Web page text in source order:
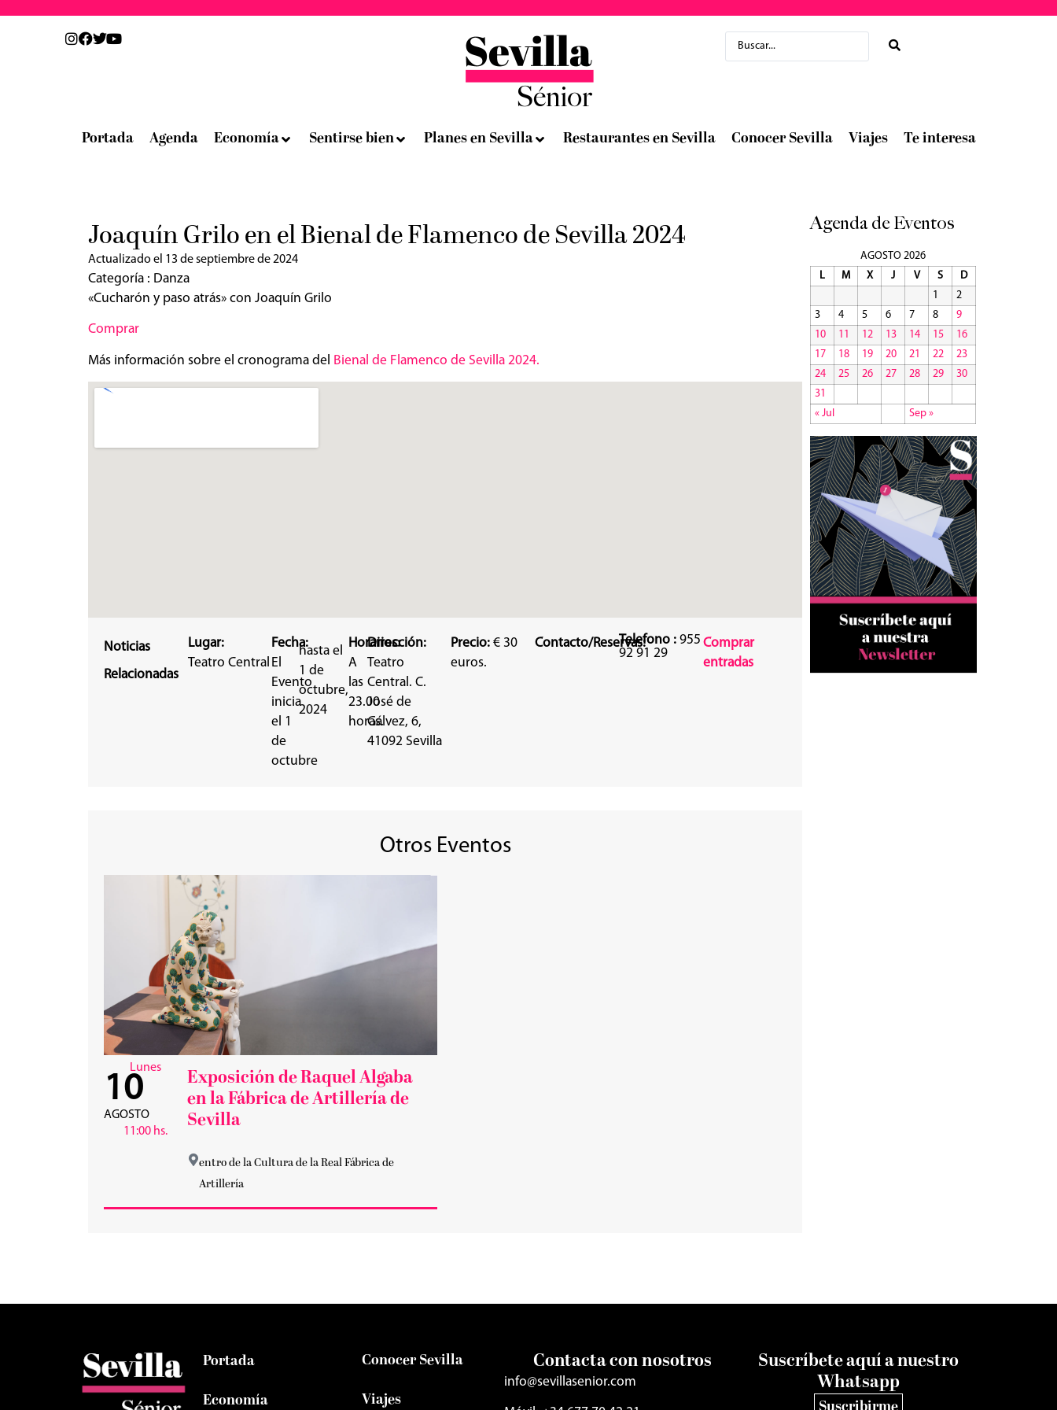
Portada Agenda Economía Sentirse bien Planes en Sevilla Restaurantes en Sevilla Conocer Sevilla Viajes Te interesa
Joaquín Grilo en el Bienal de Flamenco de Sevilla 2024
Actualizado el 13 de septiembre de 2024
Categoría : Danza
«Cucharón y paso atrás» con Joaquín Grilo
Comprar
Más información sobre el cronograma del Bienal de Flamenco de Sevilla 2024.
Noticias
Relacionadas
Lugar:
Teatro Central
Fecha:
El
Evento
inicia
el 1
de
octubre
hasta el
1 de
octubre,
2024
Horarios:
A
las
23.00
horas.
Dirección:
Teatro
Central. C.
José de
Gálvez, 6,
41092 Sevilla
Precio:€ 30
euros.
Contacto/Reservas:Telefono :955
92 91 29
Comprar
entradas
Otros Eventos
Lunes
10
AGOSTO
11:00 hs.
Exposición de Raquel Algaba
en la Fábrica de Artillería de
Sevilla
entro de la Cultura de la Real Fábrica de
Artillería
Agenda de Eventos
AGOSTO 2026
L
M X J V S
D
1
2
3
4 5 6 7 8
9
10
11 12 13 14 15
16
17
18 19 20 21 22
23
24
25 26 27 28 29
30
31
« Jul
Sep »
Portada
Economía
Conocer Sevilla
Viajes
Contacta con nosotros
info@sevillasenior.com
Suscríbete aquí a nuestro
Whatsapp